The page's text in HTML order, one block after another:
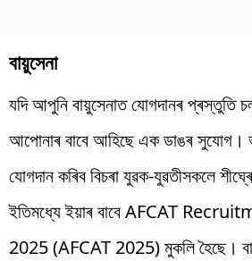
বায়ুসেনা
যদি আপুনি বায়ুসেনাত যোগদানৰ প্ৰস্তুতি
আপোনাৰ বাবে আহিছে এক ডাঙৰ সুযোগ।
যোগদান কৰিব বিচৰা যুৱক-যুৱতীসকলে
ইতিমধ্যে ইয়াৰ বাবে AFCAT
2025 (AFCAT 2025) মুকলি হৈছে।